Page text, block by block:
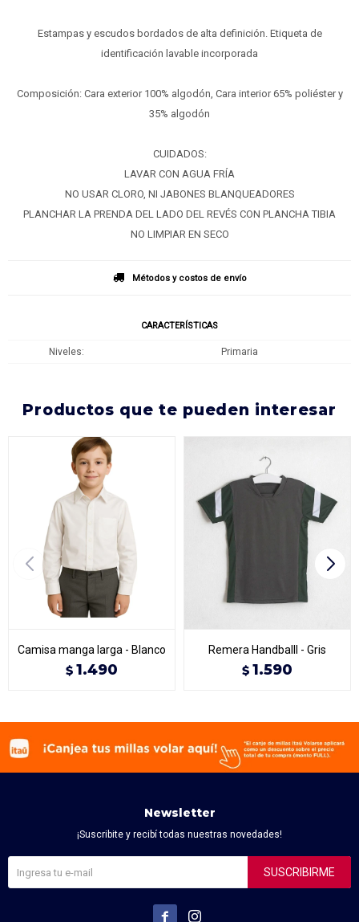
Estampas y escudos bordados de alta definición. Etiqueta de
identificación lavable incorporada
Composición: Cara exterior 100% algodón, Cara interior 65% poliéster y
35% algodón
CUIDADOS:
LAVAR CON AGUA FRÍA
NO USAR CLORO, NI JABONES BLANQUEADORES
PLANCHAR LA PRENDA DEL LADO DEL REVÉS CON PLANCHA TIBIA
NO LIMPIAR EN SECO
Métodos y costos de envío
CARACTERÍSTICAS
Niveles Primaria
productos que te pueden interesar
Camisa manga larga - Blanco
$ 1.490
Remera Handballl - Gris
$ 1.590
Newsletter
¡Suscribite y recibí todas nuestras novedades!
SUSCRIBIRME
 